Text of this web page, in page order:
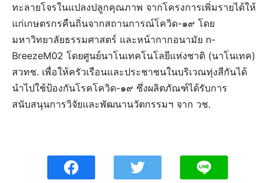
ทะลายโจรในแปลงปลูกคุณภาพ จากโครงการเพิ่มรายได้ให้
แก่เกษตรกรคืนถิ่นจากสถานการณ์โควิด-๑๙ โดย
มหาวิทยาลัยธรรมศาสตร์ และหน้ากากอนามัย n-
BreezeM02 โดยศูนย์นาโนเทคโนโลยีแห่งชาติ (นาโนเทค)
สวทช. เพื่อให้ครัวเรือนและประชาชนในบริเวณทุ่งสีกันได้
นำไปใช้ป้องกันโรคโควิด-๑๙ ซึ่งผลิตภัณฑ์ได้รับการ
สนับสนุนการวิจัยและพัฒนานวัตกรรมฯ จาก วช.